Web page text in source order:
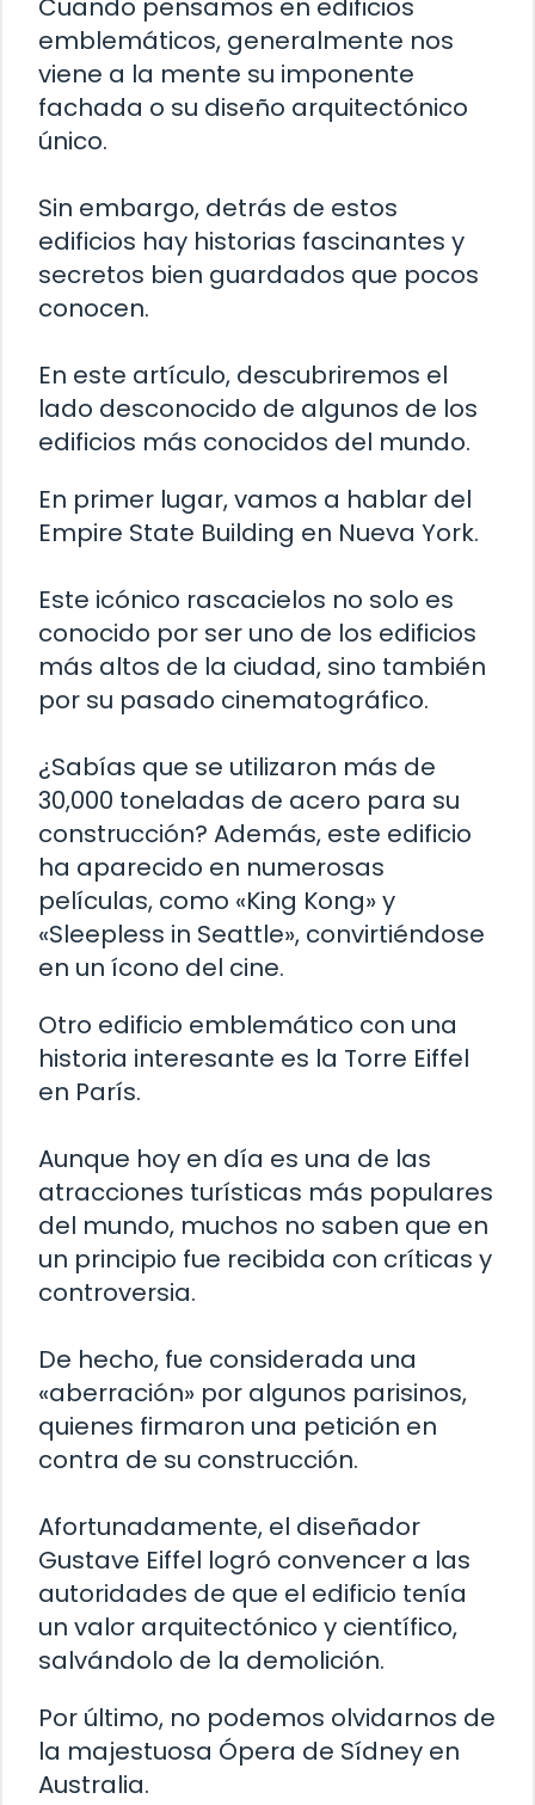
Cuando pensamos en edificios
emblemáticos, generalmente nos
viene a la mente su imponente
fachada o su diseño arquitectónico
único.
Sin embargo, detrás de estos
edificios hay historias fascinantes y
secretos bien guardados que pocos
conocen.
En este artículo, descubriremos el
lado desconocido de algunos de los
edificios más conocidos del mundo.
En primer lugar, vamos a hablar del
Empire State Building en Nueva York.
Este icónico rascacielos no solo es
conocido por ser uno de los edificios
más altos de la ciudad, sino también
por su pasado cinematográfico.
¿Sabías que se utilizaron más de
30,000 toneladas de acero para su
construcción? Además, este edificio
ha aparecido en numerosas
películas, como «King Kong» y
«Sleepless in Seattle», convirtiéndose
en un ícono del cine.
Otro edificio emblemático con una
historia interesante es la Torre Eiffel
en París.
Aunque hoy en día es una de las
atracciones turísticas más populares
del mundo, muchos no saben que en
un principio fue recibida con críticas y
controversia.
De hecho, fue considerada una
«aberración» por algunos parisinos,
quienes firmaron una petición en
contra de su construcción.
Afortunadamente, el diseñador
Gustave Eiffel logró convencer a las
autoridades de que el edificio tenía
un valor arquitectónico y científico,
salvándolo de la demolición.
Por último, no podemos olvidarnos de
la majestuosa Ópera de Sídney en
Australia.